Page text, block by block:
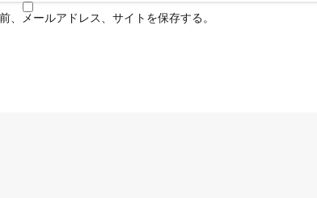
メールアドレス、サイトを保存する。